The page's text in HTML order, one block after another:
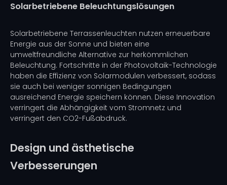
Solarbetriebene Beleuchtungslösungen
Solarbetriebene Terrassenleuchten nutzen erneuerbare
Energie aus der Sonne und bieten eine
umweltfreundliche Alternative zur herkömmlichen
Beleuchtung. Fortschritte in der Photovoltaik-Technologie
haben die Effizienz von Solarmodulen verbessert, sodass
sie auch bei weniger sonnigen Bedingungen
ausreichend Energie speichern können. Diese Innovation
verringert die Abhängigkeit vom Stromnetz und
verringert den CO2-Fußabdruck.
Design und ästhetische
Verbesserungen